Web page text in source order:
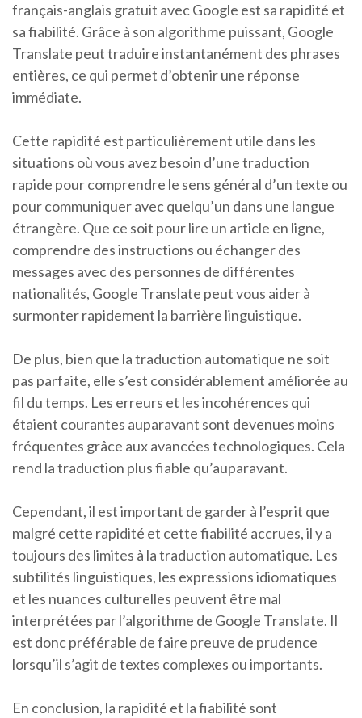
français-anglais gratuit avec Google est sa rapidité et
sa fiabilité. Grâce à son algorithme puissant, Google
Translate peut traduire instantanément des phrases
entières, ce qui permet d’obtenir une réponse
immédiate.
Cette rapidité est particulièrement utile dans les
situations où vous avez besoin d’une traduction
rapide pour comprendre le sens général d’un texte ou
pour communiquer avec quelqu’un dans une langue
étrangère. Que ce soit pour lire un article en ligne,
comprendre des instructions ou échanger des
messages avec des personnes de différentes
nationalités, Google Translate peut vous aider à
surmonter rapidement la barrière linguistique.
De plus, bien que la traduction automatique ne soit
pas parfaite, elle s’est considérablement améliorée au
fil du temps. Les erreurs et les incohérences qui
étaient courantes auparavant sont devenues moins
fréquentes grâce aux avancées technologiques. Cela
rend la traduction plus fiable qu’auparavant.
Cependant, il est important de garder à l’esprit que
malgré cette rapidité et cette fiabilité accrues, il y a
toujours des limites à la traduction automatique. Les
subtilités linguistiques, les expressions idiomatiques
et les nuances culturelles peuvent être mal
interprétées par l’algorithme de Google Translate. Il
est donc préférable de faire preuve de prudence
lorsqu’il s’agit de textes complexes ou importants.
En conclusion, la rapidité et la fiabilité sont